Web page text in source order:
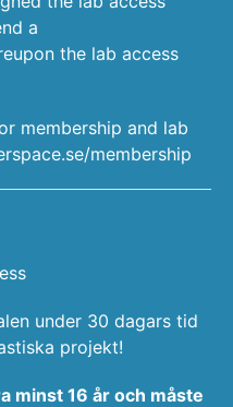
a
the lab access
membership and lab
membership
under 30 dagars tid
projekt!
minst 16 år och måste